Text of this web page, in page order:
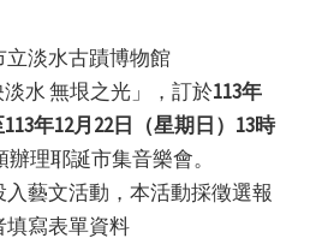
立淡水古蹟博物館
水 無垠之光」，訂於113年
年12月22日（星期日）13時
理耶誕市集音樂會。
藝文活動，本活動採徵選報
寫表單資料